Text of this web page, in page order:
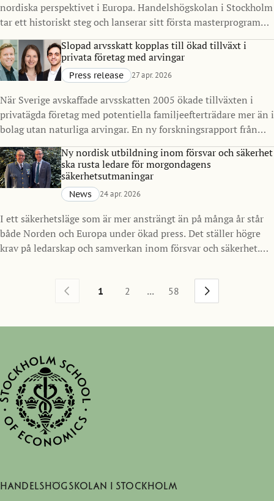
nordiska perspektivet i Europa. Handelshögskolan i Stockholm
tar ett historiskt steg och lanserar sitt första masterprogram
inriktat på offentlig sektor och policy. Master in Public Policy
(MPP), med start 2027, ska utbilda nästa generation
beslutsfattare för att möta komplexa samhällsutmaningar, i
Sverige och internationellt.
Slopad arvsskatt kopplas till ökad tillväxt i
privata företag med arvingar
Press release 27 apr. 2026
När Sverige avskaffade arvsskatten 2005 ökade tillväxten i
privatägda företag med potentiella familjeefterträdare mer än i
bolag utan naturliga arvingar. En ny forskningsrapport från
Handelshögskolan i Stockholm visar också ökade investeringar
och skatteintäkter.Ny nordisk utbildning inom försvar och säkerhet
ska rusta ledare för morgondagens
säkerhetsutmaningar
News 24 apr. 2026
I ett säkerhetsläge som är mer ansträngt än på många år står
både Norden och Europa under ökad press. Det ställer högre
krav på ledarskap och samverkan inom försvar och säkerhet.
ett nytt samarbete med Försvarsmakten och lanserar SSE
Nordic Defense MBA, ett program för framtidens ledare inom
försvarssektorn i Norden med start hösten 2026.
1 2 ... 58
Handelshögskolan i Stockholm